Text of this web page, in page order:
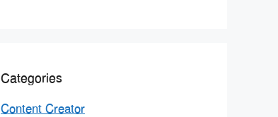
Categories
Content Creator